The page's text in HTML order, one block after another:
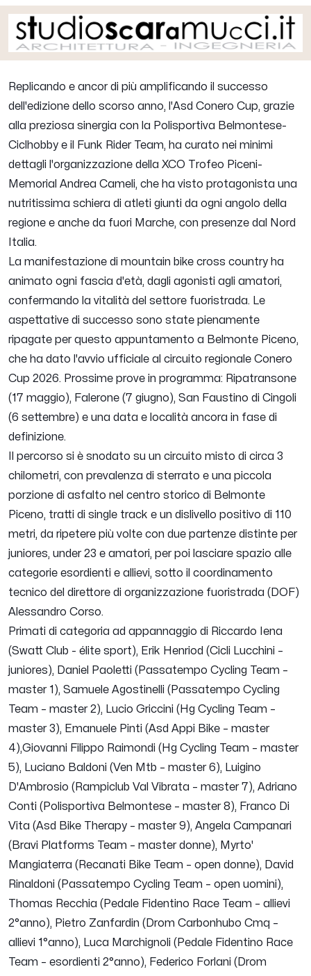
Replicando e ancor di più amplificando il successo
dell'edizione dello scorso anno, l'Asd Conero Cup, grazie
alla preziosa sinergia con la Polisportiva Belmontese-
Ciclhobby e il Funk Rider Team, ha curato nei minimi
dettagli l'organizzazione della XCO Trofeo Piceni-
Memorial Andrea Cameli, che ha visto protagonista una
nutritissima schiera di atleti giunti da ogni angolo della
regione e anche da fuori Marche, con presenze dal Nord
Italia.
La manifestazione di mountain bike cross country ha
animato ogni fascia d'età, dagli agonisti agli amatori,
confermando la vitalità del settore fuoristrada. Le
aspettative di successo sono state pienamente
ripagate per questo appuntamento a Belmonte Piceno,
che ha dato l'avvio ufficiale al circuito regionale Conero
Cup 2026. Prossime prove in programma: Ripatransone
(17 maggio), Falerone (7 giugno), San Faustino di Cingoli
(6 settembre) e una data e località ancora in fase di
definizione.
Il percorso si è snodato su un circuito misto di circa 3
chilometri, con prevalenza di sterrato e una piccola
porzione di asfalto nel centro storico di Belmonte
Piceno, tratti di single track e un dislivello positivo di 110
metri, da ripetere più volte con due partenze distinte per
juniores, under 23 e amatori, per poi lasciare spazio alle
categorie esordienti e allievi, sotto il coordinamento
tecnico del direttore di organizzazione fuoristrada (DOF)
Alessandro Corso.
Primati di categoria ad appannaggio di Riccardo Iena
(Swatt Club - élite sport), Erik Henriod (Cicli Lucchini –
juniores), Daniel Paoletti (Passatempo Cycling Team –
master 1), Samuele Agostinelli (Passatempo Cycling
Team – master 2), Lucio Griccini (Hg Cycling Team –
master 3), Emanuele Pinti (Asd Appi Bike – master
4),Giovanni Filippo Raimondi (Hg Cycling Team – master
5), Luciano Baldoni (Ven Mtb – master 6), Luigino
D'Ambrosio (Rampiclub Val Vibrata – master 7), Adriano
Conti (Polisportiva Belmontese – master 8), Franco Di
Vita (Asd Bike Therapy – master 9), Angela Campanari
(Bravi Platforms Team – master donne), Myrto'
Mangiaterra (Recanati Bike Team – open donne), David
Rinaldoni (Passatempo Cycling Team – open uomini),
Thomas Recchia (Pedale Fidentino Race Team – allievi
2°anno), Pietro Zanfardin (Drom Carbonhubo Cmq –
allievi 1°anno), Luca Marchignoli (Pedale Fidentino Race
Team – esordienti 2°anno), Federico Forlani (Drom